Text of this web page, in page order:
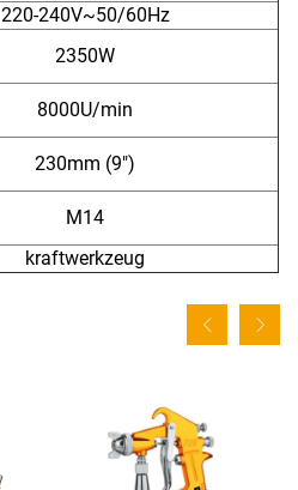
220-240V~50/60Hz
2350W
8000U/min
230mm (9")
M14
kraftwerkzeug